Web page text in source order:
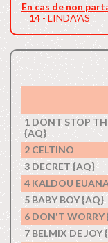
En cas de non
14- LINDA'AS
1 DONT STOP
{AQ}
2 CELTINO
3 DECRET {AQ}
4 KALDOU
5 BABY BOY {AQ}
6 DON'T WORRY
7 BELMIX DE JOY